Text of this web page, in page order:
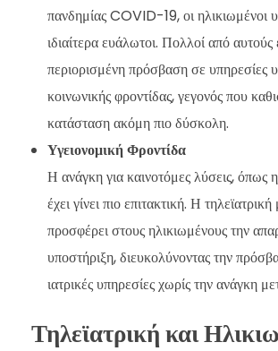
πανδημίας COVID-19, οι ηλικιωμένοι
ιδιαίτερα ευάλωτοι. Πολλοί από αυτούς
περιορισμένη πρόσβαση σε υπηρεσίες
κοινωνικής φροντίδας, γεγονός που
κατάσταση ακόμη πιο δύσκολη.
Υγειονομική Φροντίδα
Η ανάγκη για καινοτόμες λύσεις, όπως η
έχει γίνει πιο επιτακτική. Η
προσφέρει στους ηλικιωμένους την
υποστήριξη, διευκολύνοντας την
ιατρικές υπηρεσίες χωρίς την ανάγκη
Τηλεϊατρική και